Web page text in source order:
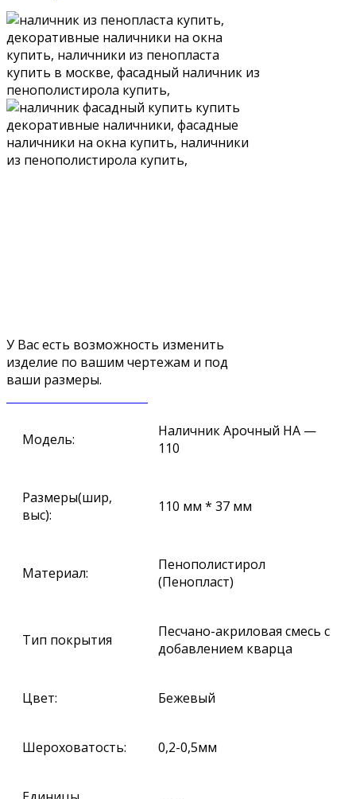
У Вас есть возможность изменить
изделие по вашим чертежам и под
ваши размеры.
Модель:
Наличник Арочный НА —
110
Размеры(шир,
выс):
110 мм * 37 мм
Материал:
Пенополистирол
(Пенопласт)
Тип покрытия
Песчано-акриловая смесь с
добавлением кварца
Цвет: Бежевый
Шероховатость: 0,2-0,5мм